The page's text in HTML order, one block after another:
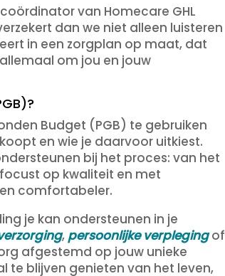
van Homecare GHL
dan we niet alleen luisteren
in een zorgplan op maat, dat
om jou en jouw
Budget (PGB) te gebruiken
en wie je daarvoor uitkiest.
bij het proces: van het
op kwaliteit en met
comfortabeler.
je kan ondersteunen in je
, persoonlijke verplegingof
afgestemd op jouw unieke
te blijven genieten van het leven,